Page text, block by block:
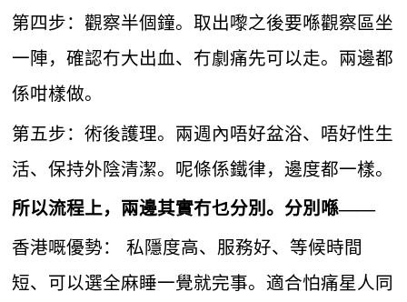
第四步：觀察半個鐘。取出嚟之後要喺觀察區坐
一陣，確認冇大出血、冇劇痛先可以走。兩邊都
係咁樣做。
第五步：術後護理。兩週內唔好盆浴、唔好性生
活、保持外陰清潔。呢條係鐵律，邊度都一樣。
所以流程上，兩邊其實冇乜分別。分別喺——
香港嘅優勢： 私隱度高、服務好、等候時間
短、可以選全麻睡一覺就完事。適合怕痛星人同